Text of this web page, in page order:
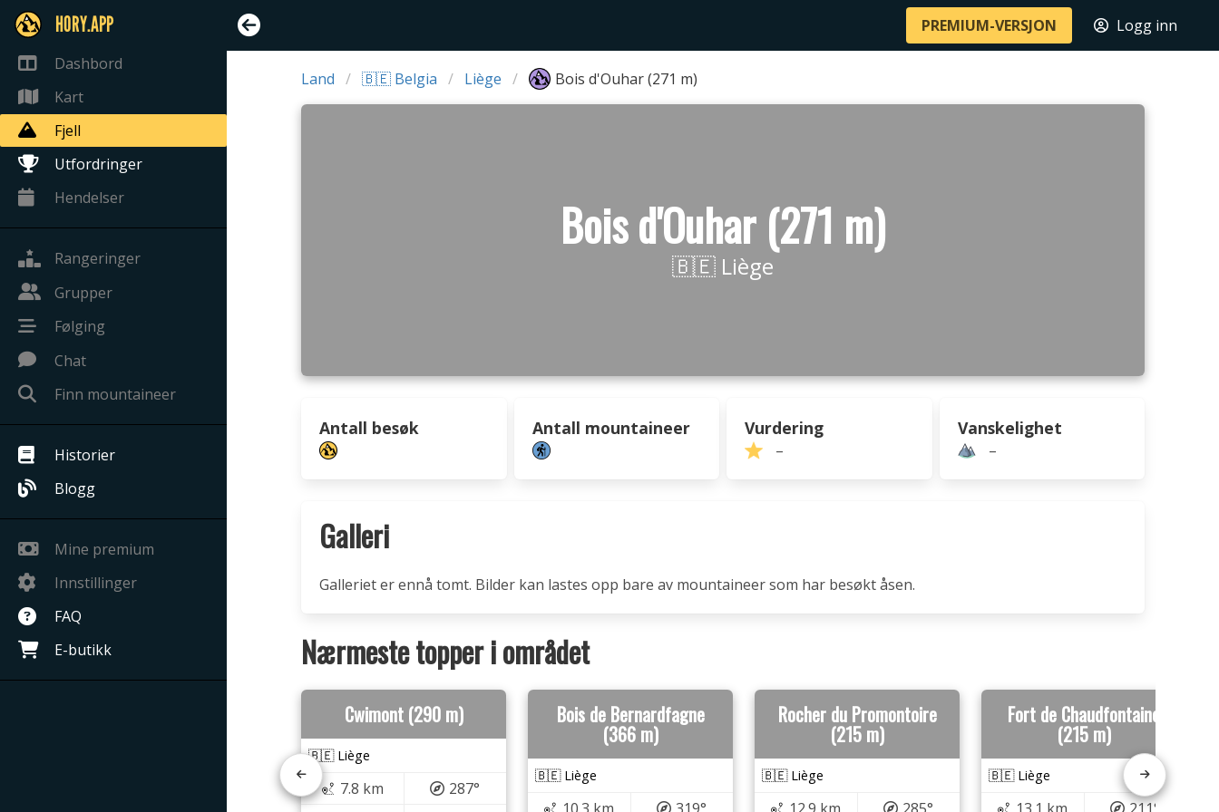
HORY.APP
Dashbord
Kart
Fjell
Utfordringer
Hendelser
Rangeringer
Grupper
Følging
Chat
Finn mountaineer
Historier
Blogg
Mine premium
Innstillinger
FAQ
E-butikk
PREMIUM-VERSJON Logg inn
Land 🇧🇪 Belgia Liège Bois d'Ouhar (271 m)
Bois d'Ouhar (271 m)
🇧🇪 Liège
Antall besøk Antall mountaineer Vurdering
–
Vanskelighet
–
Galleri
Galleriet er ennå tomt. Bilder kan lastes opp bare av mountaineer som har besøkt åsen.
Nærmeste topper i området
Cwimont (290 m)
🇧🇪 Liège
7.8 km
287°
Bois de Bernardfagne
(366 m)
🇧🇪 Liège
Rocher du Promontoire
(215 m)
🇧🇪 Liège
Fort de Chaudfontaine
(215 m)
🇧🇪 Liège